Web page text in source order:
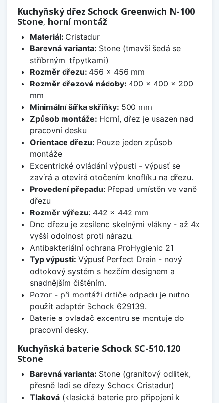
Kuchyňský dřez Schock Greenwich N-100
Stone, horní montáž
Materiál: Cristadur
Barevná varianta: Stone (tmavší šedá se
stříbrnými třpytkami)
Rozměr dřezu: 456 x 456 mm
Rozměr dřezové nádoby: 400 x 400 x 200
mm
Minimální šířka skříňky: 500 mm
Způsob montáže: Horní, dřez je usazen nad
pracovní desku
Orientace dřezu: Pouze jeden způsob
montáže
Excentrické ovládání výpusti - výpusť se
zavírá a otevírá otočením knoflíku na dřezu.
Provedení přepadu: Přepad umístěn ve vaně
dřezu
Rozměr výřezu: 442 x 442 mm
Dno dřezu je zesíleno skelnými vlákny - až 4x
vyšší odolnost proti nárazu.
Antibakteriální ochrana ProHygienic 21
Typ výpusti: Výpusť Perfect Drain - nový
odtokový systém s hezčím designem a
snadnějším čištěním.
Pozor - při montáži drtiče odpadu je nutno
použít adaptér Schock 629139.
Baterie a ovladač excentru se montuje do
pracovní desky.
Kuchyňská baterie Schock SC-510.120
Stone
Barevná varianta: Stone (granitový odlitek,
přesně ladí se dřezy Schock Cristadur)
Tlaková(klasická baterie pro připojení k